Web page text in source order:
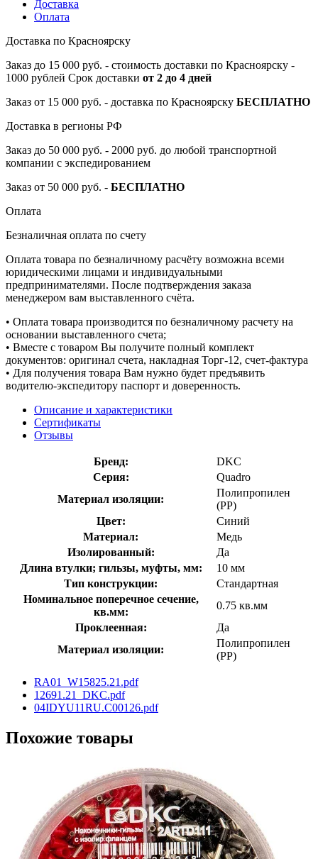
Доставка
Оплата
Доставка по Красноярску
Заказ до 15 000 руб. - стоимость доставки по Красноярску -
1000 рублей Срок доставки от 2 до 4 дней
Заказ от 15 000 руб. - доставка по Красноярску БЕСПЛАТНО
Доставка в регионы РФ
Заказ до 50 000 руб. - 2000 руб. до любой транспортной
компании с экспедированием
Заказ от 50 000 руб. - БЕСПЛАТНО
Оплата
Безналичная оплата по счету
Оплата товара по безналичному расчёту возможна всеми
юридическими лицами и индивидуальными
предпринимателями. После подтверждения заказа
менеджером вам выставленного счёта.
• Оплата товара производится по безналичному расчету на
основании выставленного счета;
• Вместе с товаром Вы получите полный комплект
документов: оригинал счета, накладная Торг-12, счет-фактура
• Для получения товара Вам нужно будет предъявить
водителю-экспедитору паспорт и доверенность.
Описание и характеристики
Сертификаты
Отзывы
Бренд:
DKC
Серия:
Quadro
Материал изоляции:
Полипропилен
(PP)
Цвет:
Синий
Материал:
Медь
Изолированный:
Да
Длина втулки; гильзы, муфты, мм:
10 мм
Тип конструкции:
Стандартная
Номинальное поперечное сечение,
кв.мм:
0.75 кв.мм
Проклеенная:
Да
Материал изоляции:
Полипропилен
(PP)
RA01_W15825.21.pdf
12691.21_DKC.pdf
04IDYU11RU.C00126.pdf
Похожие товары